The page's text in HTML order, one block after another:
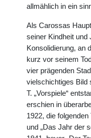
allmählich in ein
Als Carossas
seiner Kindheit und
Konsolidierung, an
kurz vor seinem
vier prägenden
vielschichtiges Bild
T. „Vorspiele“
erschien in
1922, die folgenden
und „Das Jahr der